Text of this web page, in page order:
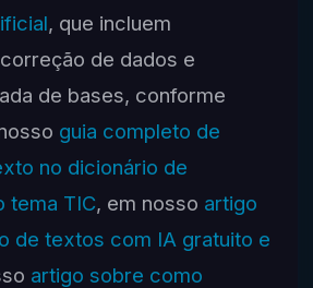
, que incluem
de dados e
de bases, conforme
guia completo de
no dicionário de
tema TIC, em nosso artigo
de textos com IA gratuito e
artigo sobre como